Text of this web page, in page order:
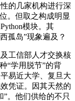
的几家机构进行深
。但取之构成明显
模块。其
孤岛”现象遍及？
工信部人才交换核
“学用脱节”的背
易近大学、复旦大
凭证。因其天然的
。他们供给的不只